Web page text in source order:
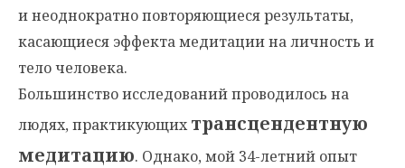
и неоднократно повторяющиеся результаты,
касающиеся эффекта медитации на личность и
тело человека.
Большинство исследований проводилось на
людях, практикующихтрансцендентную
медитацию. Однако, мой 34-летний опыт